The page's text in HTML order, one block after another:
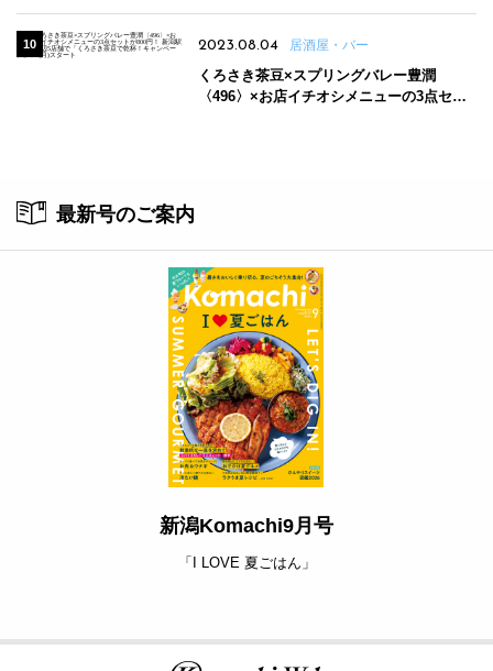
2023.08.04 居酒屋・バー
くろさき茶豆×スプリングバレー豊潤
〈496〉×お店イチオシメニューの3点セッ
最新号のご案内
新潟Komachi9月号
「I LOVE 夏ごはん」